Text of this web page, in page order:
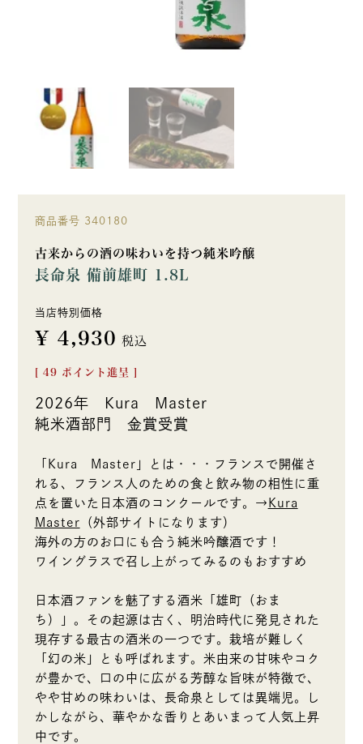
商品番号 340180
古来からの酒の味わいを持つ純米吟醸
長命泉 備前雄町 1.8L
当店特別価格
¥ 4,930 税込
49 ポイント進呈 ]
2026年 Kura Master
純米酒部門 金賞受賞
「Kura Master」とは・・・フランスで開催さ
れる、フランス人のための食と飲み物の相性に重
点を置いた日本酒のコンクールです。→ Kura
Master （外部サイトになります）
海外の方のお口にも合う純米吟醸酒です！
ワイングラスで召し上がってみるのもおすすめ
日本酒ファンを魅了する酒米「雄町（おま
ち）」。その起源は古く、明治時代に発見された
現存する最古の酒米の一つです。栽培が難しく
「幻の米」とも呼ばれます。米由来の甘味やコク
が豊かで、口の中に広がる芳醇な旨味が特徴で、
やや甘めの味わいは、長命泉としては異端児。し
かしながら、華やかな香りとあいまって人気上昇
中です。